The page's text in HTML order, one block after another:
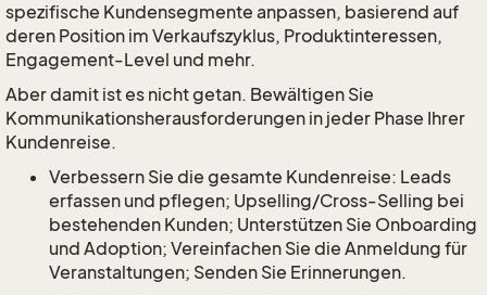
spezifische Kundensegmente anpassen, basierend auf
deren Position im Verkaufszyklus, Produktinteressen,
Engagement-Level und mehr.
Aber damit ist es nicht getan. Bewältigen Sie
Kommunikationsherausforderungen in jeder Phase Ihrer
Kundenreise.
Verbessern Sie die gesamte Kundenreise: Leads
erfassen und pflegen; Upselling/Cross-Selling bei
bestehenden Kunden; Unterstützen Sie Onboarding
und Adoption; Vereinfachen Sie die Anmeldung für
Veranstaltungen; Senden Sie Erinnerungen.